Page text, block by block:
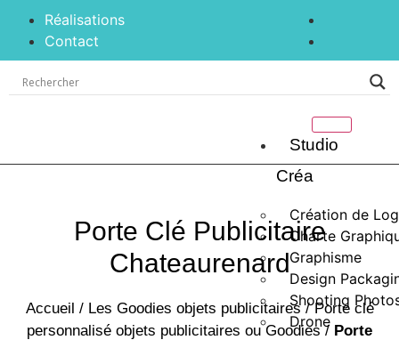
Réalisations
Contact
Studio
Créa
Création de
Charte
Graphisme
Design
Shooting
Drone
Porte Clé Publicitaire
Chateaurenard
Accueil / Les Goodies objets publicitaires/Porte clé
personnalisé objets publicitaires ou Goodies/ Porte